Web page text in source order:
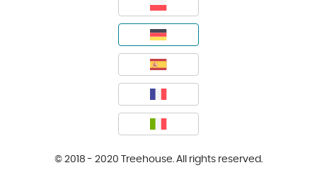
© 2018 - 2020 Treehouse. All rights reserved.